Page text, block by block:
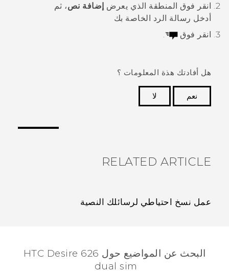
انقر فوق المنطقة الذي يعرض إضافة نص، ثم
أدخل رسالة الرد الخاصة بك
انقر فوق
هل أفادتك هذة المعلومات ؟
نعم
لا
RELATED ARTICLE
عمل نسخ احتياطي لرسائلك النصية
البحث عن المواضيع حول HTC Desire 626
dual sim